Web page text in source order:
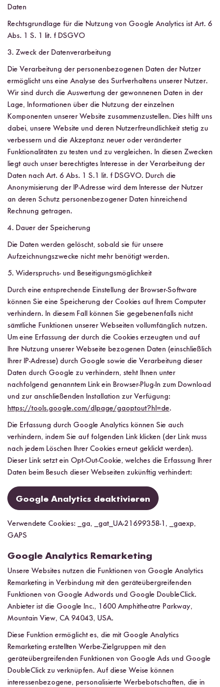
Daten
Rechtsgrundlage für die Nutzung von Google Analytics ist Art. 6
Abs. 1 S. 1 lit. f DSGVO
3. Zweck der Datenverarbeitung
Die Verarbeitung der personenbezogenen Daten der Nutzer
ermöglicht uns eine Analyse des Surfverhaltens unserer Nutzer.
Wir sind durch die Auswertung der gewonnenen Daten in der
Lage, Informationen über die Nutzung der einzelnen
Komponenten unserer Website zusammenzustellen. Dies hilft uns
dabei, unsere Website und deren Nutzerfreundlichkeit stetig zu
verbessern und die Akzeptanz neuer oder veränderter
Funktionalitäten zu testen und zu vergleichen. In diesen Zwecken
liegt auch unser berechtigtes Interesse in der Verarbeitung der
Daten nach Art. 6 Abs. 1 S.1 lit. f DSGVO. Durch die
Anonymisierung der IP-Adresse wird dem Interesse der Nutzer
an deren Schutz personenbezogener Daten hinreichend
Rechnung getragen.
4. Dauer der Speicherung
Die Daten werden gelöscht, sobald sie für unsere
Aufzeichnungszwecke nicht mehr benötigt werden.
5. Widerspruchs- und Beseitigungsmöglichkeit
Durch eine entsprechende Einstellung der Browser-Software
können Sie eine Speicherung der Cookies auf Ihrem Computer
verhindern. In diesem Fall können Sie gegebenenfalls nicht
sämtliche Funktionen unserer Webseiten vollumfänglich nutzen.
Um eine Erfassung der durch die Cookies erzeugten und auf
Ihre Nutzung unserer Webseite bezogenen Daten (einschließlich
Ihrer IP-Adresse) durch Google sowie die Verarbeitung dieser
Daten durch Google zu verhindern, steht Ihnen unter
nachfolgend genanntem Link ein Browser-Plug-In zum Download
und zur anschließenden Installation zur Verfügung:
https://tools.google.com/dlpage/gaoptout?hl=de.
Die Erfassung durch Google Analytics können Sie auch
verhindern, indem Sie auf folgenden Link klicken (der Link muss
nach jedem Löschen Ihrer Cookies erneut geklickt werden).
Dieser Link setzt ein Opt-Out-Cookie, welches die Erfassung Ihrer
Daten beim Besuch dieser Webseiten zukünftig verhindert:
Google Analytics deaktivieren
Verwendete Cookies: _ga, _gat_UA-21699358-1, _gaexp,
GAPS
Google Analytics Remarketing
Unsere Websites nutzen die Funktionen von Google Analytics
Remarketing in Verbindung mit den geräteübergreifenden
Funktionen von Google Adwords und Google DoubleClick.
Anbieter ist die Google Inc., 1600 Amphitheatre Parkway,
Mountain View, CA 94043, USA.
Diese Funktion ermöglicht es, die mit Google Analytics
Remarketing erstellten Werbe-Zielgruppen mit den
geräteübergreifenden Funktionen von Google Ads und Google
DoubleClick zu verknüpfen. Auf diese Weise können
interessenbezogene, personalisierte Werbebotschaften, die in